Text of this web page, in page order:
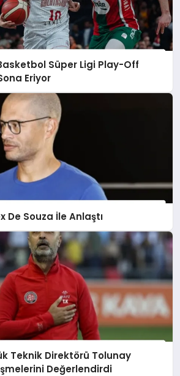
Süper Ligi Play-Off
Eriyor
De Souza İle Anlaştı
Teknik Direktörü Tolunay
Değerlendirdi